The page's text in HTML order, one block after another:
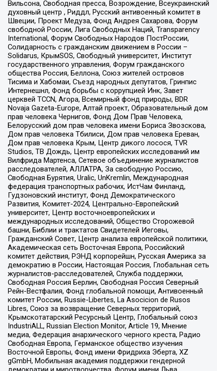
Вильсона, Свободная пресса, Возрождение, Всеукраинский
духовный центр , Риддл, Русский антивоенный комитет в
Швеции, Проект Медуза, Фонд Андрея Сахарова, Форум
свободной России, Лига Свободных Наций, Transparеncy
International, Форум Свободных Народов ПостРоссии,
Солидарность с гражданским движением в России –
Solidarus, КрымSOS, Свободный университет, Институт
государственного управления, Форум гражданского
общества Россия, Беллона, Союз жителей островов
Тисима и Хабомаи, Съезд народных депутатов, Гринпис
Интернешнл, Фонд борьбы с коррупцией Инк, Завет
церквей TCCN, Агора, Всемирный фонд природы, BDR
Novaja Gazeta-Europe, Алтай проект, Образовательный дом
прав человека Чернигов, Фонд Дом Прав Человека,
Белорусский дом прав человека имени Бориса Звозскова,
Дом прав человека Тбилиси, Дом прав человека Ереван,
Дом прав человека Крым, Центр дикого лосося, TVR
Studios, ТВ Дождь, Центр европейских исследований им
Вилфрида Мартенса, Сетевое объединение журналистов
расследователей, АЛЛАТРА, За свободную Россию,
Свободная Бурятия, Uralic, UnKremlin, Международная
федерация транспортных рабочих, ИстЧам Финланд,
Гудзоновский институт, Фонд Демократического
Развития, Комитет-2024, Центрально-Европейский
университет, Центр восточноевропейских и
международных исследований, Общество Сторожевой
башни, Библии и трактатов Свидетелей Иеговы,
Гражданский Совет, Центр анализа европейской политики,
Академическая сеть Восточная Европа, Российский
комитет действия, РЭНД корпорейшн, Русская Америка за
демократию в России, Настоящая Россия, Глобальная сеть
журналистов-расследователей, Служба поддержки,
Свободная Россия Берлин, Свободная Россия Северный
Рейн-Вестфалия, Фонд глобальной помощи, Антивоенный
комитет России, Russie-Libertes, La Asocicion de Rusos
Libres, Союз за возвращение Северных территорий,
Крымскотатарский Ресурсный Центр, Глобальный союз
IndustriALL, Russian Election Monitor, Article 19, Мнение
медиа, Федерация анархического черного креста, Радио
Свободная Европа, Германское общество изучения
Восточной Европы, Фонд имени Фридриха Эберта, XZ
gGmbH, Мобильная академия поддержки гендерной